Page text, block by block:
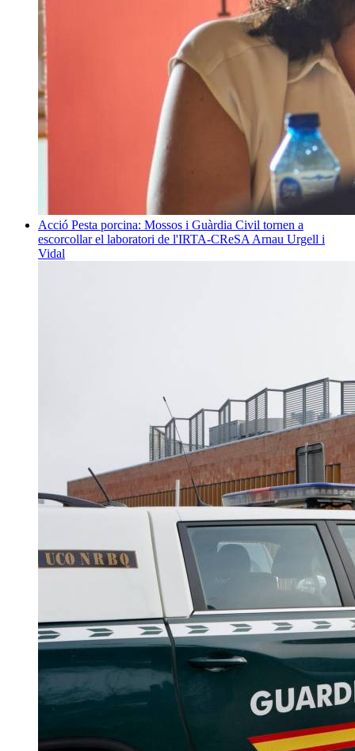
Acció Pesta porcina: Mossos i Guàrdia Civil tornen a
escorcollar el laboratori de l'IRTA-CReSA Arnau Urgell i
Vidal